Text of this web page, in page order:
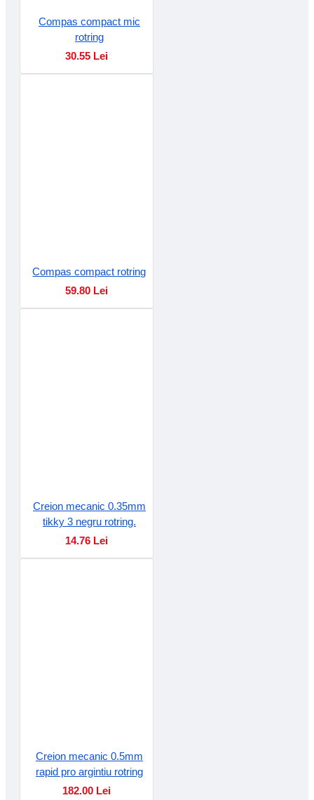
Compas compact mic
rotring
30.55 Lei
Compas compact rotring
59.80 Lei
Creion mecanic 0.35mm
tikky 3 negru rotring.
14.76 Lei
Creion mecanic 0.5mm
rapid pro argintiu rotring
182.00 Lei